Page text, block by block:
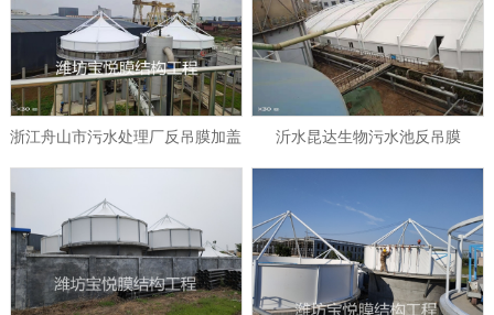
浙江舟山市污水处理厂反吊膜加盖 沂水昆达生物污水池反吊膜